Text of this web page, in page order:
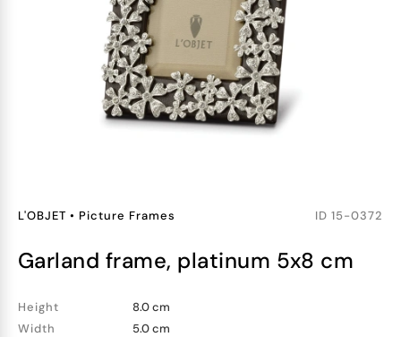
L'OBJET • Picture Frames ID 15-0372
garland frame, platinum 5x8 cm
Height
8.0 cm
Width
5.0 cm